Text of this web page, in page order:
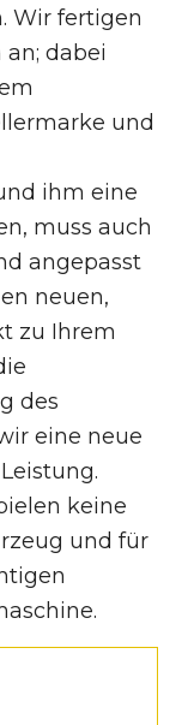
Wir fertigen
dabei
und
ihm eine
muss auch
angepasst
neuen,
zu Ihrem
des
eine neue
keine
und für